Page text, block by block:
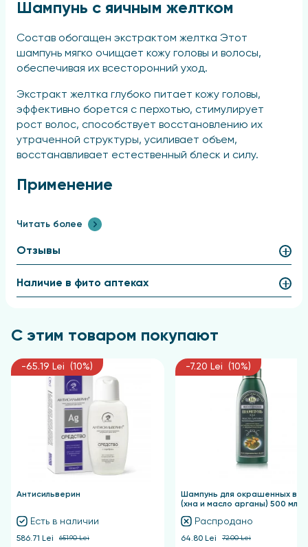
Шампунь с яичным желтком
Состав обогащен экстрактом желтка Этот
шампунь мягко очищает кожу головы и волосы,
обеспечивая их всесторонний уход.
Экстракт желтка глубоко питает кожу головы,
эффективно борется с перхотью, стимулирует
рост волос, способствует восстановлению их
утраченной структуры, усиливает объем,
восстанавливает естественный блеск и силу.
Применение
нанесите небольшое количество шампуня на
влажные волосы, вспеньте массажными
движениями, затем тщательно смойте теплой
Читать более
Отзывы
Наличие в фито аптеках
С этим товаром покупают
-65.19 Lei (10%)
Антисильверин
Есть в наличии
586.71 Lei 651.90 Lei
-7.20 Lei (10%)
Шампунь для окрашенных
(хна и масло арганы) 500 мл
Распродано
64.80 Lei 72.00 Lei